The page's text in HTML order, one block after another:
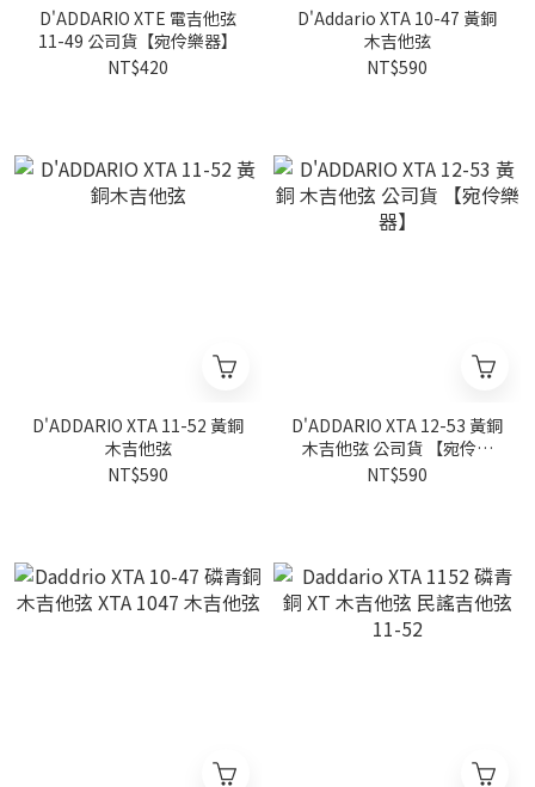
D'ADDARIO XTE 電吉他弦
11-49 公司貨【宛伶樂器】
NT$420
D'Addario XTA 10-47 黃銅
木吉他弦
NT$590
D'ADDARIO XTA 11-52 黃銅
木吉他弦
NT$590
D'ADDARIO XTA 12-53 黃銅
木吉他弦 公司貨 【宛伶樂
器】
NT$590